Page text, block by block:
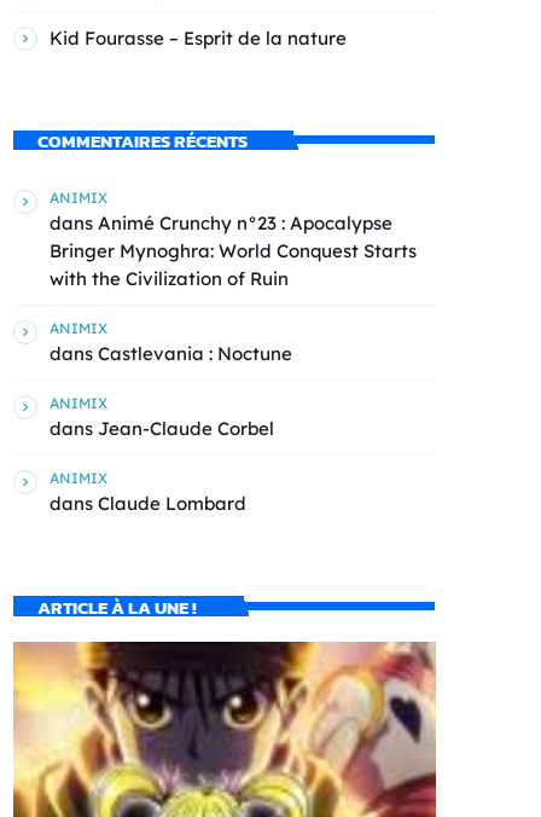
Kid Fourasse – Esprit de la nature
COMMENTAIRES RÉCENTS
ANIMIX
dans Animé Crunchy n°23 : Apocalypse
Bringer Mynoghra: World Conquest Starts
with the Civilization of Ruin
ANIMIX
dans Castlevania : Noctune
ANIMIX
dans Jean-Claude Corbel
ANIMIX
dans Claude Lombard
ARTICLE À LA UNE !